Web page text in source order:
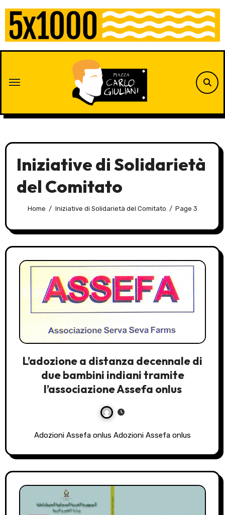
Skip
content
Iniziative di Solidarietà
del Comitato
Home Iniziative di Solidarietà del Comitato Page 3
L’adozione a distanza decennale di
due bambini indiani tramite
l’associazione Assefa onlus
Adozioni Assefa onlus Adozioni Assefa onlus